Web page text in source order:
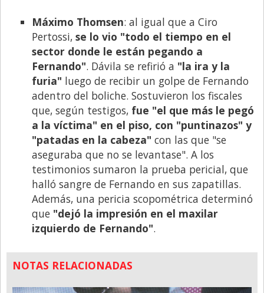
Máximo Thomsen: al igual que a Ciro
Pertossi,se lo vio "todo el tiempo en el
sector donde le están pegando a
Fernando". Dávila se refirió a "la ira y la
furia" luego de recibir un golpe de Fernando
adentro del boliche. Sostuvieron los fiscales
que, según testigos, fue "el que más le pegó
a la víctima" en el piso, con "puntinazos" y
"patadas en la cabeza" con las que "se
aseguraba que no se levantase". A los
testimonios sumaron la prueba pericial, que
halló sangre de Fernando en sus zapatillas.
Además, una pericia scopométrica determinó
que "dejó la impresión en el maxilar
izquierdo de Fernando".
NOTAS RELACIONADAS